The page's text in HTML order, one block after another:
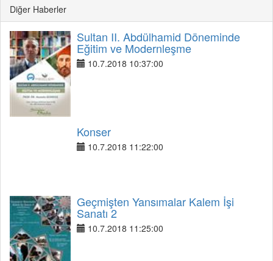
Diğer Haberler
Sultan II. Abdülhamid Döneminde
Eğitim ve Modernleşme
10.7.2018 10:37:00
Konser
10.7.2018 11:22:00
Geçmişten Yansımalar Kalem İşi
Sanatı 2
10.7.2018 11:25:00